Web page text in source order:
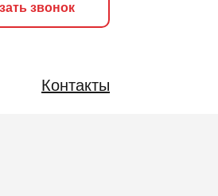
звонок
Контакты